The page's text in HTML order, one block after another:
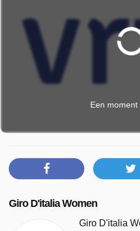
Een moment
Giro D'italia Women
Giro D'italia